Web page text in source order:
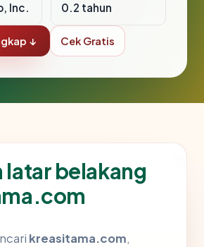
Inc. 0.2 tahun
↓ Cek Gratis
latar belakang
kreasitama.com,